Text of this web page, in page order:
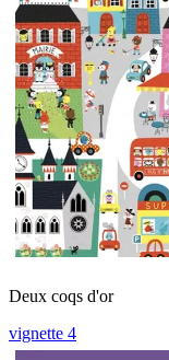
Deux coqs d'or
vignette 4